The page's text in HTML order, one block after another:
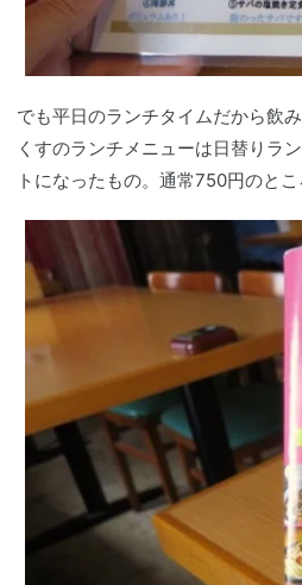
でも平日のランチタイムだから飲
くすのランチメニューは日替りラ
トになったもの。通常750円のと